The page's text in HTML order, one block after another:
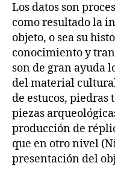
Los datos son
como resultado la
objeto, o sea su
conocimiento y
son de gran ayuda
del material
de estucos, piedras
piezas
producción de
que en otro nivel
presentación del